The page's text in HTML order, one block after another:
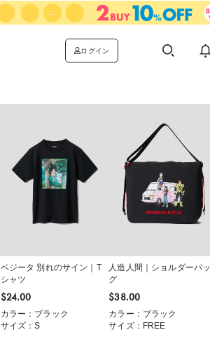
ログイン
ベジータ 別れのサイン｜T
シャツ
$‌24.00
カラー：ブラック
サイズ：S
人造人間｜ショルダーバッ
グ
$‌38.00
カラー：ブラック
サイズ：FREE